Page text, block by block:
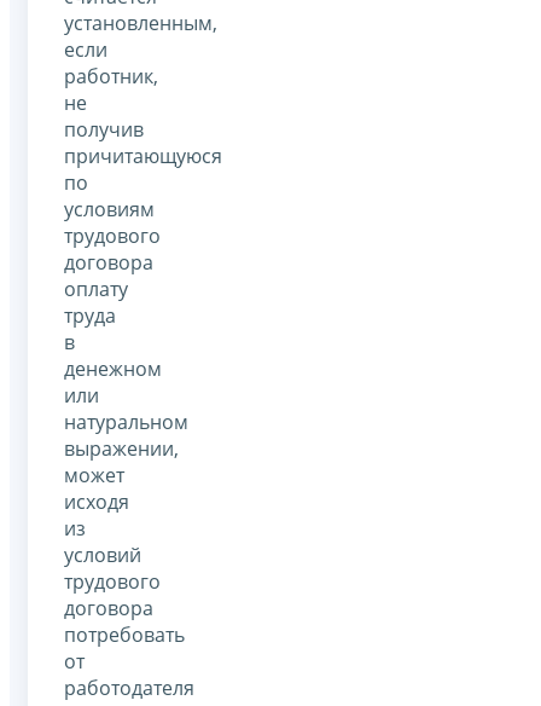
установленным,
если
работник,
не
получив
причитающуюся
по
условиям
трудового
договора
оплату
труда
в
денежном
или
натуральном
выражении,
может
исходя
из
условий
трудового
договора
потребовать
от
работодателя